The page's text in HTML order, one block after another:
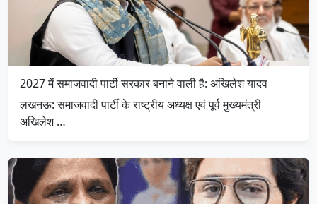
2027 में समाजवादी पार्टी सरकार बनाने वाली है: अखिलेश यादव
लखनऊ: समाजवादी पार्टी के राष्ट्रीय अध्यक्ष एवं पूर्व मुख्यमंत्री
अखिलेश …